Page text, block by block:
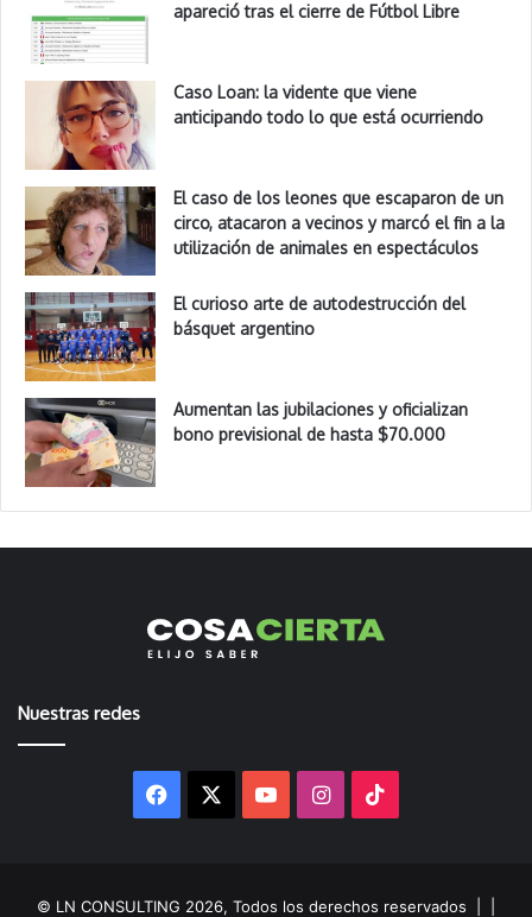
apareció tras el cierre de Fútbol Libre
Caso Loan: la vidente que viene
anticipando todo lo que está ocurriendo
El caso de los leones que escaparon de un
circo, atacaron a vecinos y marcó el fin a la
utilización de animales en espectáculos
El curioso arte de autodestrucción del
básquet argentino
Aumentan las jubilaciones y oficializan
bono previsional de hasta $70.000
Nuestras redes
Facebook YouTubeInstagram
© LN CONSULTING 2026, Todos los derechos reservados |